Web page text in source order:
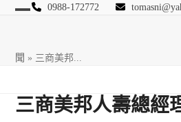
Skip
0988-172772
匯豐國際風險管理
聞 » 三商美邦...
三商美邦人壽總經